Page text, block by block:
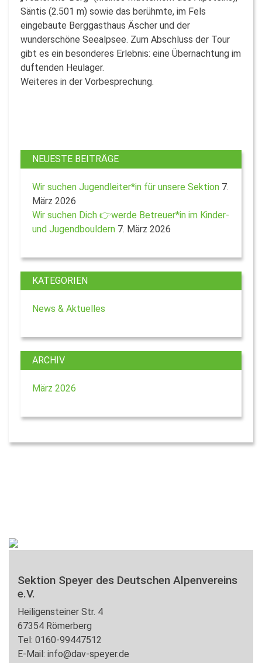
Säntis (2.501 m) sowie das berühmte, im Fels
eingebaute Berggasthaus Äscher und der
wunderschöne Seealpsee. Zum Abschluss der Tour
gibt es ein besonderes Erlebnis: eine Übernachtung im
duftenden Heulager.
Weiteres in der Vorbesprechung.
NEUESTE BEITRÄGE
Wir suchen Jugendleiter*in für unsere Sektion 7.
März 2026
Wir suchen Dich 👉werde Betreuer*in im Kinder-
und Jugendbouldern 7. März 2026
KATEGORIEN
News & Aktuelles
ARCHIV
März 2026
Sektion Speyer des Deutschen Alpenvereins
e.V.
Heiligensteiner Str. 4
67354 Römerberg
Tel: 0160-99447512
E-Mail: info@dav-speyer.de